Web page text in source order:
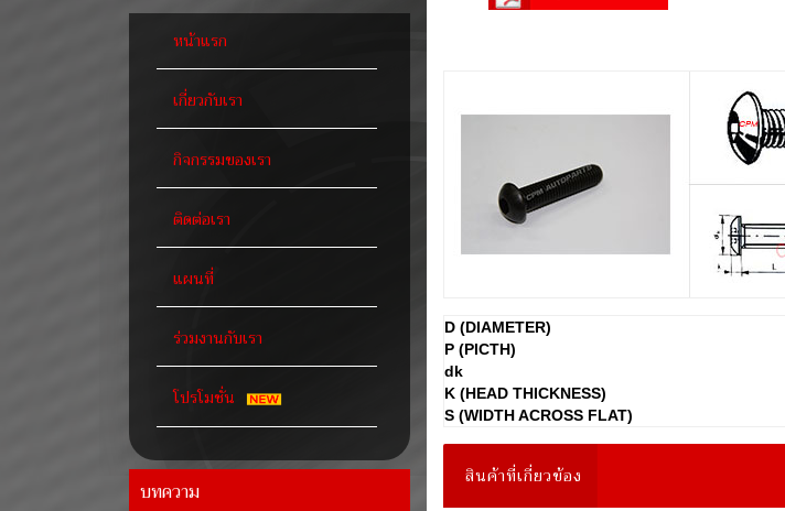
หน้าแรก
เกี่ยวกับเรา
กิจกรรมของเรา
ติดต่อเรา
แผนที่
ร่วมงานกับเรา
โปรโมชั่น
บทความ
D (DIAMETER)
P (PICTH)
dk
K (HEAD THICKNESS)
S (WIDTH ACROSS FLAT)
สินค้าที่เกี่ยวข้อง